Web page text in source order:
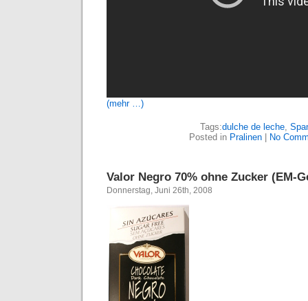
(mehr …)
Tags:dulche de leche,
Posted in Pralinen| No
Valor Negro 70% ohne Zucker (EM-
Donnerstag, Juni 26th, 2008